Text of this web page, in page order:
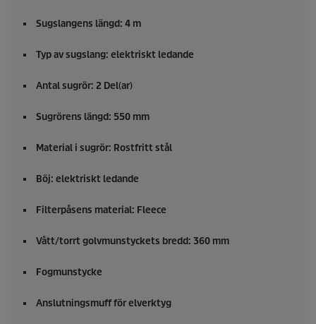
Sugslangens längd: 4 m
Typ av sugslang: elektriskt ledande
Antal sugrör: 2 Del(ar)
Sugrörens längd: 550 mm
Material i sugrör: Rostfritt stål
Böj: elektriskt ledande
Filterpåsens material: Fleece
Vått/torrt golvmunstyckets bredd: 360 mm
Fogmunstycke
Anslutningsmuff för elverktyg